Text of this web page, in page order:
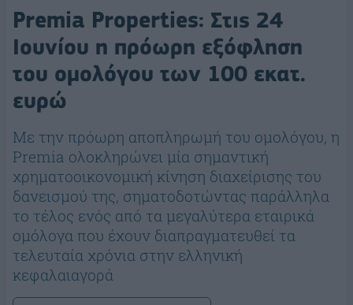
Premia Properties: Στις 24
Ιουνίου η πρόωρη εξόφληση
του ομολόγου των 100 εκατ.
ευρώ
Με την πρόωρη αποπληρωμή του ομολόγου, η
Premia ολοκληρώνει μία σημαντική
χρηματοοικονομική κίνηση διαχείρισης του
δανεισμού της, σηματοδοτώντας παράλληλα
το τέλος ενός από τα μεγαλύτερα εταιρικά
ομόλογα που έχουν διαπραγματευθεί τα
τελευταία χρόνια στην ελληνική
κεφαλαιαγορά